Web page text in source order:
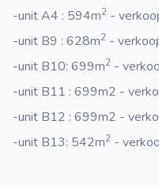
-unit A4 : 594m2 -
-unit B9 : 628m2 -
-unit B10: 699m2 -
-unit B11 : 699m2 -
-unit B12 : 699m2 -
-unit B13: 542m2 -